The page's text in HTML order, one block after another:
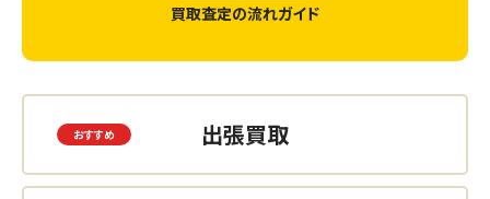
買取査定の流れガイド
出張買取